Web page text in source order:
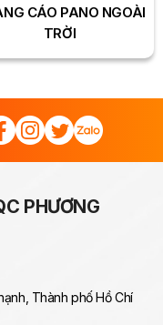
CÁO PANO NGOÀI
TRỜI
PHƯƠNG
Thành phố Hồ Chí